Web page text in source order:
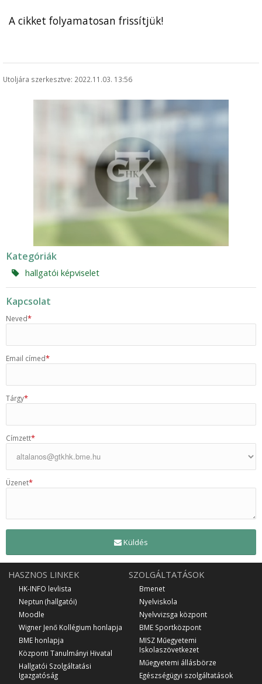
A cikket folyamatosan frissítjük!
Utoljára szerkesztve: 2022.11.03. 13:56
Kategóriák
hallgatói képviselet
Kapcsolat
Neved*
Email címed*
Tárgy*
Címzett*
Üzenet*
Küldés
HASZNOS LINKEK
HK-INFO levlista
Neptun (hallgatói)
Moodle
Wigner Jenő Kollégium honlapja
BME honlapja
Központi Tanulmányi Hivatal
Hallgatói Szolgáltatási
Igazgatóság
SZOLGÁLTATÁSOK
Bmenet
Nyelviskola
Nyelvvizsga központ
BME Sportközpont
MISZ Műegyetemi
Iskolaszövetkezet
Műegyetemi állásbörze
Egészségügyi szolgáltatások